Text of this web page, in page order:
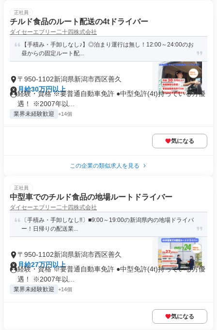
正社員
チルド食品のルート配送の4tドライバー
ダイセーエブリー二十四株式会社
【手積み・手卸しなし♪】◎泊まり運行は無し！12:00～24:00のお
昼からの固定ルート配...
〒950-1102新潟県新潟市西区善久
月給30万円以上
経験・資格 ※要普通自動車免許 ●中型免許(4t)持っている方優
遇！ ※2007年以...
業界未経験歓迎 +14個
気になる
この企業の類似求人を見る
正社員
中型車でのチルド食品の地場ルートドライバー
ダイセーエブリー二十四株式会社
〔手積み・手卸しなし!!〕■9:00～19:00の新潟県内の地場ドライバ
ー！日帰りの配送業...
〒950-1102新潟県新潟市西区善久
月給27万円以上
経験・資格 ※要普通自動車免許 ●中型免許(4t)持っている方優
遇！ ※2007年以...
業界未経験歓迎 +14個
気になる